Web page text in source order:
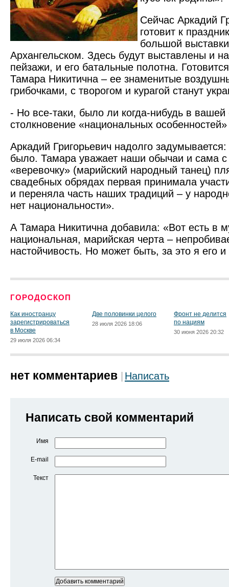
Сейчас Аркадий
готовит к
большой
Архангельском. Здесь будут выставлены и
пейзажи, и его батальные полотна.
Тамара Никитична – ее знаменитые
грибочками, с творогом и курагой станут
- Но все-таки, было ли когда-нибудь в
столкновение «национальных особенностей»
Аркадий Григорьевич надолго
было. Тамара уважает наши обычаи и сама с
«веревочку» (марийский народный танец)
свадебных обрядах первая принимала
и переняла часть наших традиций – у
нет национальности».
А Тамара Никитична добавила: «Вот есть в
национальная, марийская черта –
настойчивость. Но может быть, за это я его
ГОРОДОСКОП
Как иностранцу
зарегистрироваться
в Москве
29 июля 2026 06:34
Две половинки целого
28 июля 2026 18:06
Фронт не делится
по нациям
30 июня 2026 20:32
нет комментариев Написать
Написать свой комментарий
Имя
E-mail
Текст